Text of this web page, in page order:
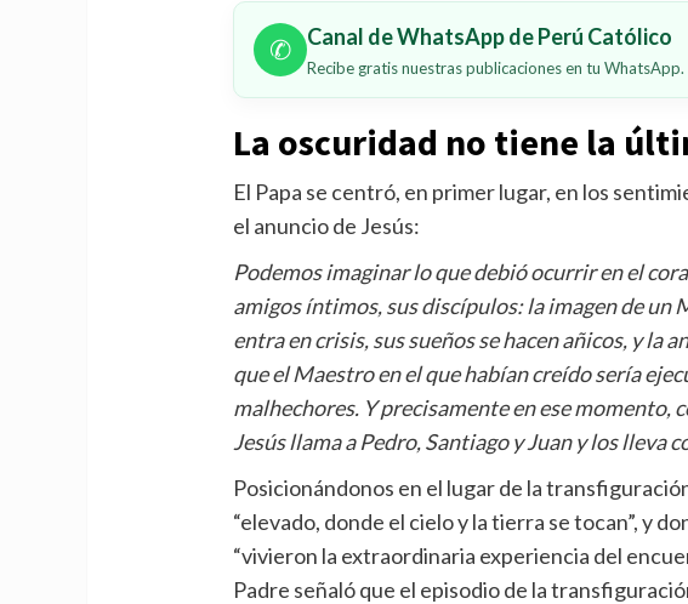
✆ Canal de WhatsApp de Perú Católico
Recibe gratis nuestras publicaciones en tu WhatsApp.
La oscuridad no tiene la
El Papa se centró, en primer lugar, en los
el anuncio de Jesús:
Podemos imaginar lo que debió ocurrir en el
amigos íntimos, sus discípulos: la imagen de
entra en crisis, sus sueños se hacen añicos, y la
que el Maestro en el que habían creído sería
malhechores. Y precisamente en ese momento,
Jesús llama a Pedro, Santiago y Juan y los lleva
Posicionándonos en el lugar de la
“elevado, donde el cielo y la tierra se tocan”, y
“vivieron la extraordinaria experiencia del
Padre señaló que el episodio de la